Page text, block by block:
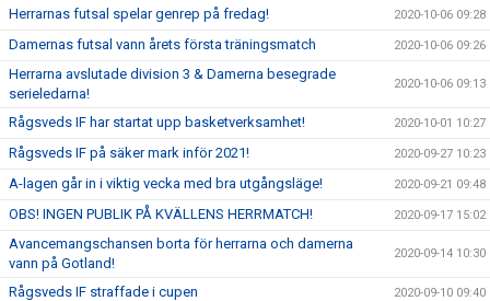
Herrarnas futsal spelar genrep på fredag! 2020-10-06 09:28
Damernas futsal vann årets första träningsmatch 2020-10-06 09:26
Herrarna avslutade division 3 & Damerna besegrade
serieledarna!
2020-10-06 09:13
Rågsveds IF har startat upp basketverksamhet! 2020-10-01 10:27
Rågsveds IF på säker mark inför 2021! 2020-09-27 10:23
A-lagen går in i viktig vecka med bra utgångsläge! 2020-09-21 09:48
OBS! INGEN PUBLIK PÅ KVÄLLENS HERRMATCH! 2020-09-17 15:02
Avancemangschansen borta för herrarna och damerna
vann på Gotland!
2020-09-14 10:30
Rågsveds IF straffade i cupen 2020-09-10 09:40